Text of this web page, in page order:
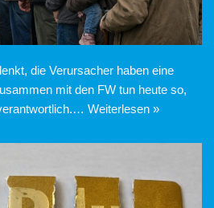
die Verursacher haben eine
mit den FW tun heute so,
Weiterlesen »